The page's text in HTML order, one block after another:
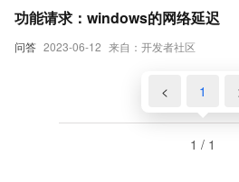
问答 2023-06-12 来自：开发者社区
功能请求：windows的网络延迟
< 1
1 / 1